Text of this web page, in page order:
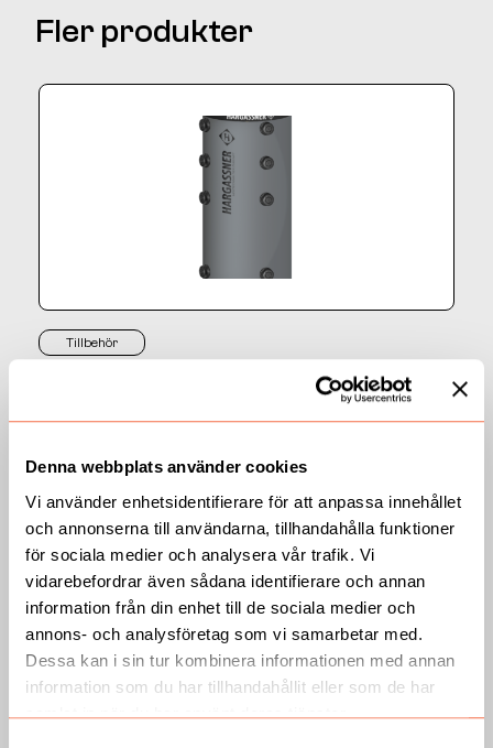
Denna webbplats använder cookies
Vi använder enhetsidentifierare för att anpassa innehållet
och annonserna till användarna, tillhandahålla funktioner
för sociala medier och analysera vår trafik. Vi
vidarebefordrar även sådana identifierare och annan
information från din enhet till de sociala medier och
annons- och analysföretag som vi samarbetar med.
Dessa kan i sin tur kombinera informationen med annan
information som du har tillhandahållit eller som de har
samlat in när du har använt deras tjänster.
Fler produkter
Tillbehör
Läs mer